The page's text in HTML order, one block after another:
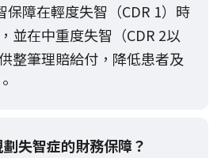
保障在輕度失智（CDR 1）時
並在中重度失智（CDR 2以
整筆理賠給付，降低患者及
失智症的財務保障？